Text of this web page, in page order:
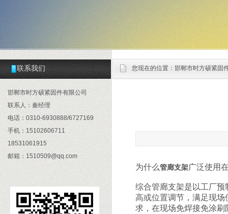
您现在的位置： 邯郸市时方硕紧固
联系我们
邯郸市时方硕紧固件有限公司
联系人：秦经理
电话：0310-6930888/6727169
手机：15102606711
18531061915
邮箱：1510509@qq.com
为什么管廊支架广泛使用
综合管廊支架是以工厂
高或位置调节，满足现
求，在现场免焊接免涂